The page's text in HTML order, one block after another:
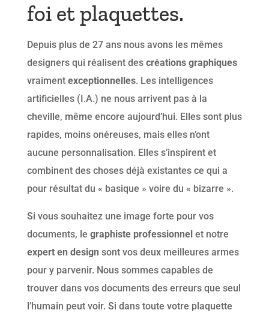
foi et plaquettes.
Depuis plus de 27 ans nous avons les mêmes
designers qui réalisent des créations graphiques
vraiment exceptionnelles. Les intelligences
artificielles (I.A.) ne nous arrivent pas à la
cheville, même encore aujourd’hui. Elles sont plus
rapides, moins onéreuses, mais elles n’ont
aucune personnalisation. Elles s’inspirent et
combinent des choses déjà existantes ce qui a
pour résultat du « basique » voire du « bizarre ».
Si vous souhaitez une image forte pour vos
documents, le graphiste professionnel et notre
expert en design sont vos deux meilleures armes
pour y parvenir. Nous sommes capables de
trouver dans vos documents des erreurs que seul
l’humain peut voir. Si dans toute votre plaquette